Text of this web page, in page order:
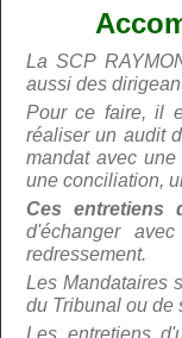
La SCP
aussi des
Pour ce faire, il
réaliser un audit
mandat avec
une conciliation,
Ces entretiens
d'échanger
redressement.
Les Mandataires
du Tribunal ou de